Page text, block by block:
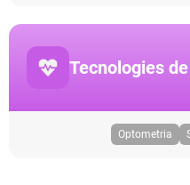
Tecnologies
Optometria